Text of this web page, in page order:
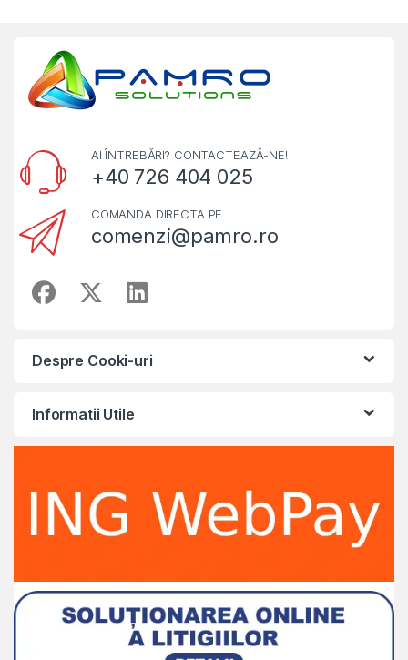
AI ÎNTREBĂRI? CONTACTEAZĂ-NE!
+40 726 404 025
COMANDA DIRECTA PE
comenzi@pamro.ro
Despre Cooki-uri
Informatii Utile